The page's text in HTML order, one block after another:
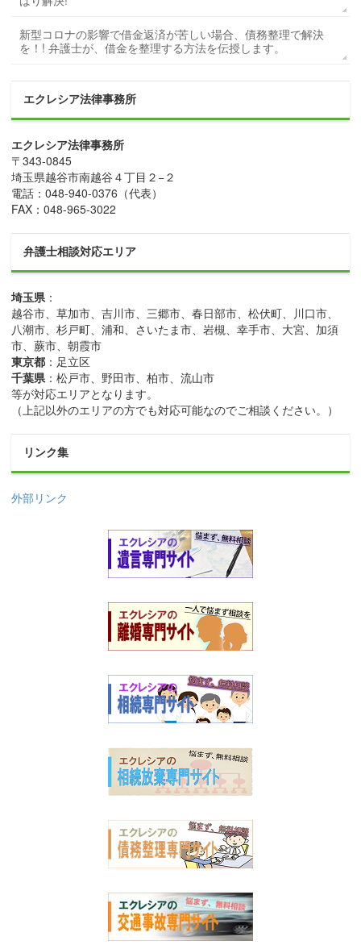
新型コロナの影響で借金返済が苦しい場合、債務整理で解決
を！! 弁護士が、借金を整理する方法を伝授します。
エクレシア法律事務所
エクレシア法律事務所
〒343-0845
埼玉県越谷市南越谷４丁目２−２
電話：048-940-0376 （代表）
FAX：048-965-3022
弁護士相談対応エリア
埼玉県 ：
越谷市、草加市、吉川市、三郷市、春日部市、松伏町、川口市、
八潮市、杉戸町、浦和、さいたま市、岩槻、幸手市、大宮、加須
市、蕨市、朝霞市
東京都 ：足立区
千葉県 ：松戸市、野田市、柏市、流山市
等が対応エリアとなります。
（上記以外のエリアの方でも対応可能なのでご相談ください。）
リンク集
外部リンク